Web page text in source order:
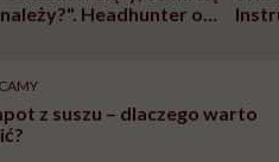
należy?". Headhunter o
pracy
z suszu – dlaczego warto